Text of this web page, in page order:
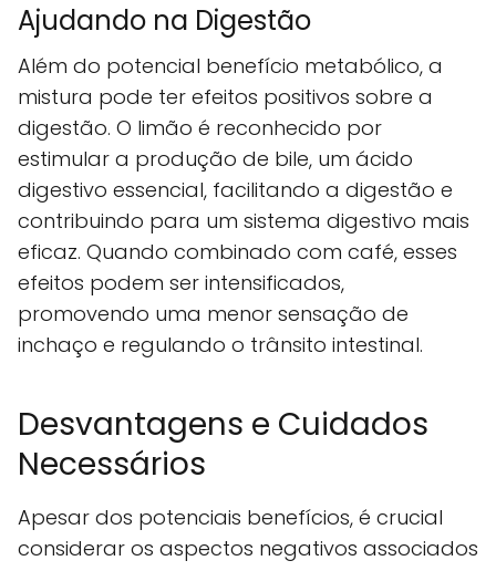
Ajudando na Digestão
Além do potencial benefício metabólico, a
mistura pode ter efeitos positivos sobre a
digestão. O limão é reconhecido por
estimular a produção de bile, um ácido
digestivo essencial, facilitando a digestão e
contribuindo para um sistema digestivo mais
eficaz. Quando combinado com café, esses
efeitos podem ser intensificados,
promovendo uma menor sensação de
inchaço e regulando o trânsito intestinal.
Desvantagens e Cuidados
Necessários
Apesar dos potenciais benefícios, é crucial
considerar os aspectos negativos associados